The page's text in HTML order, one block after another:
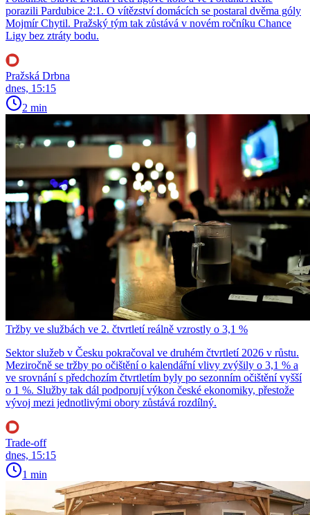
porazili Pardubice 2:1. O vítězství domácích se postaral dvěma góly
Mojmír Chytil. Pražský tým tak zůstává v novém ročníku Chance
Ligy bez ztráty bodu.
Pražská Drbna
dnes, 15:15
2 min
Tržby ve službách ve 2. čtvrtletí reálně vzrostly o 3,1 %
Sektor služeb v Česku pokračoval ve druhém čtvrtletí 2026 v růstu.
Meziročně se tržby po očištění o kalendářní vlivy zvýšily o 3,1 % a
ve srovnání s předchozím čtvrtletím byly po sezonním očištění vyšší
o 1 %. Služby tak dál podporují výkon české ekonomiky, přestože
vývoj mezi jednotlivými obory zůstává rozdílný.
Trade-off
dnes, 15:15
1 min